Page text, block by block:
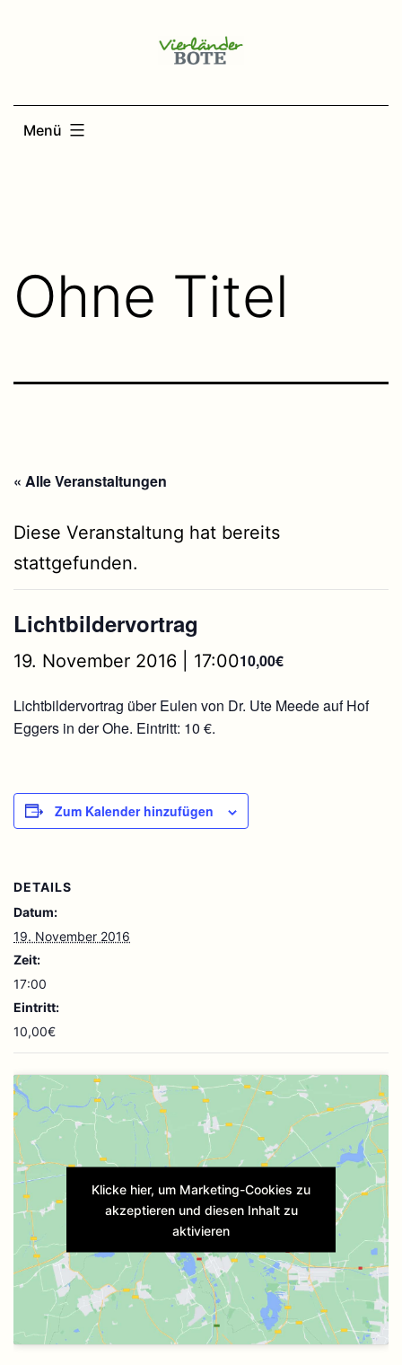
Menü
Ohne Titel
« Alle Veranstaltungen
Diese Veranstaltung hat bereits
stattgefunden.
Lichtbildervortrag
19. November 2016 | 17:0010,00€
Lichtbildervortrag über Eulen von Dr. Ute Meede auf Hof
Eggers in der Ohe. Eintritt: 10 €.
Zum Kalender hinzufügen
DETAILS
Datum:
19. November 2016
Zeit:
17:00
Eintritt:
10,00€
Klicke hier, um Marketing-Cookies zu
akzeptieren und diesen Inhalt zu
aktivieren